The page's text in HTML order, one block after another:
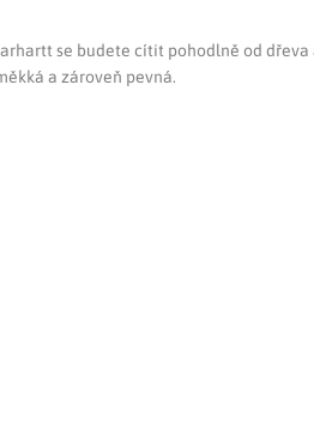
se budete cítit pohodlně od
a zároveň pevná.